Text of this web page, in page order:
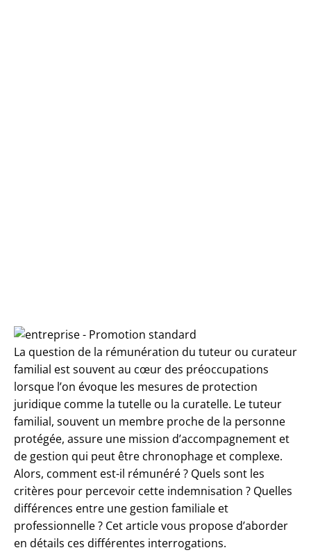
La question de la rémunération du tuteur ou curateur
familial est souvent au cœur des préoccupations
lorsque l’on évoque les mesures de protection
juridique comme la tutelle ou la curatelle. Le tuteur
familial, souvent un membre proche de la personne
protégée, assure une mission d’accompagnement et
de gestion qui peut être chronophage et complexe.
Alors, comment est-il rémunéré ? Quels sont les
critères pour percevoir cette indemnisation ? Quelles
différences entre une gestion familiale et
professionnelle ? Cet article vous propose d’aborder
en détails ces différentes interrogations.